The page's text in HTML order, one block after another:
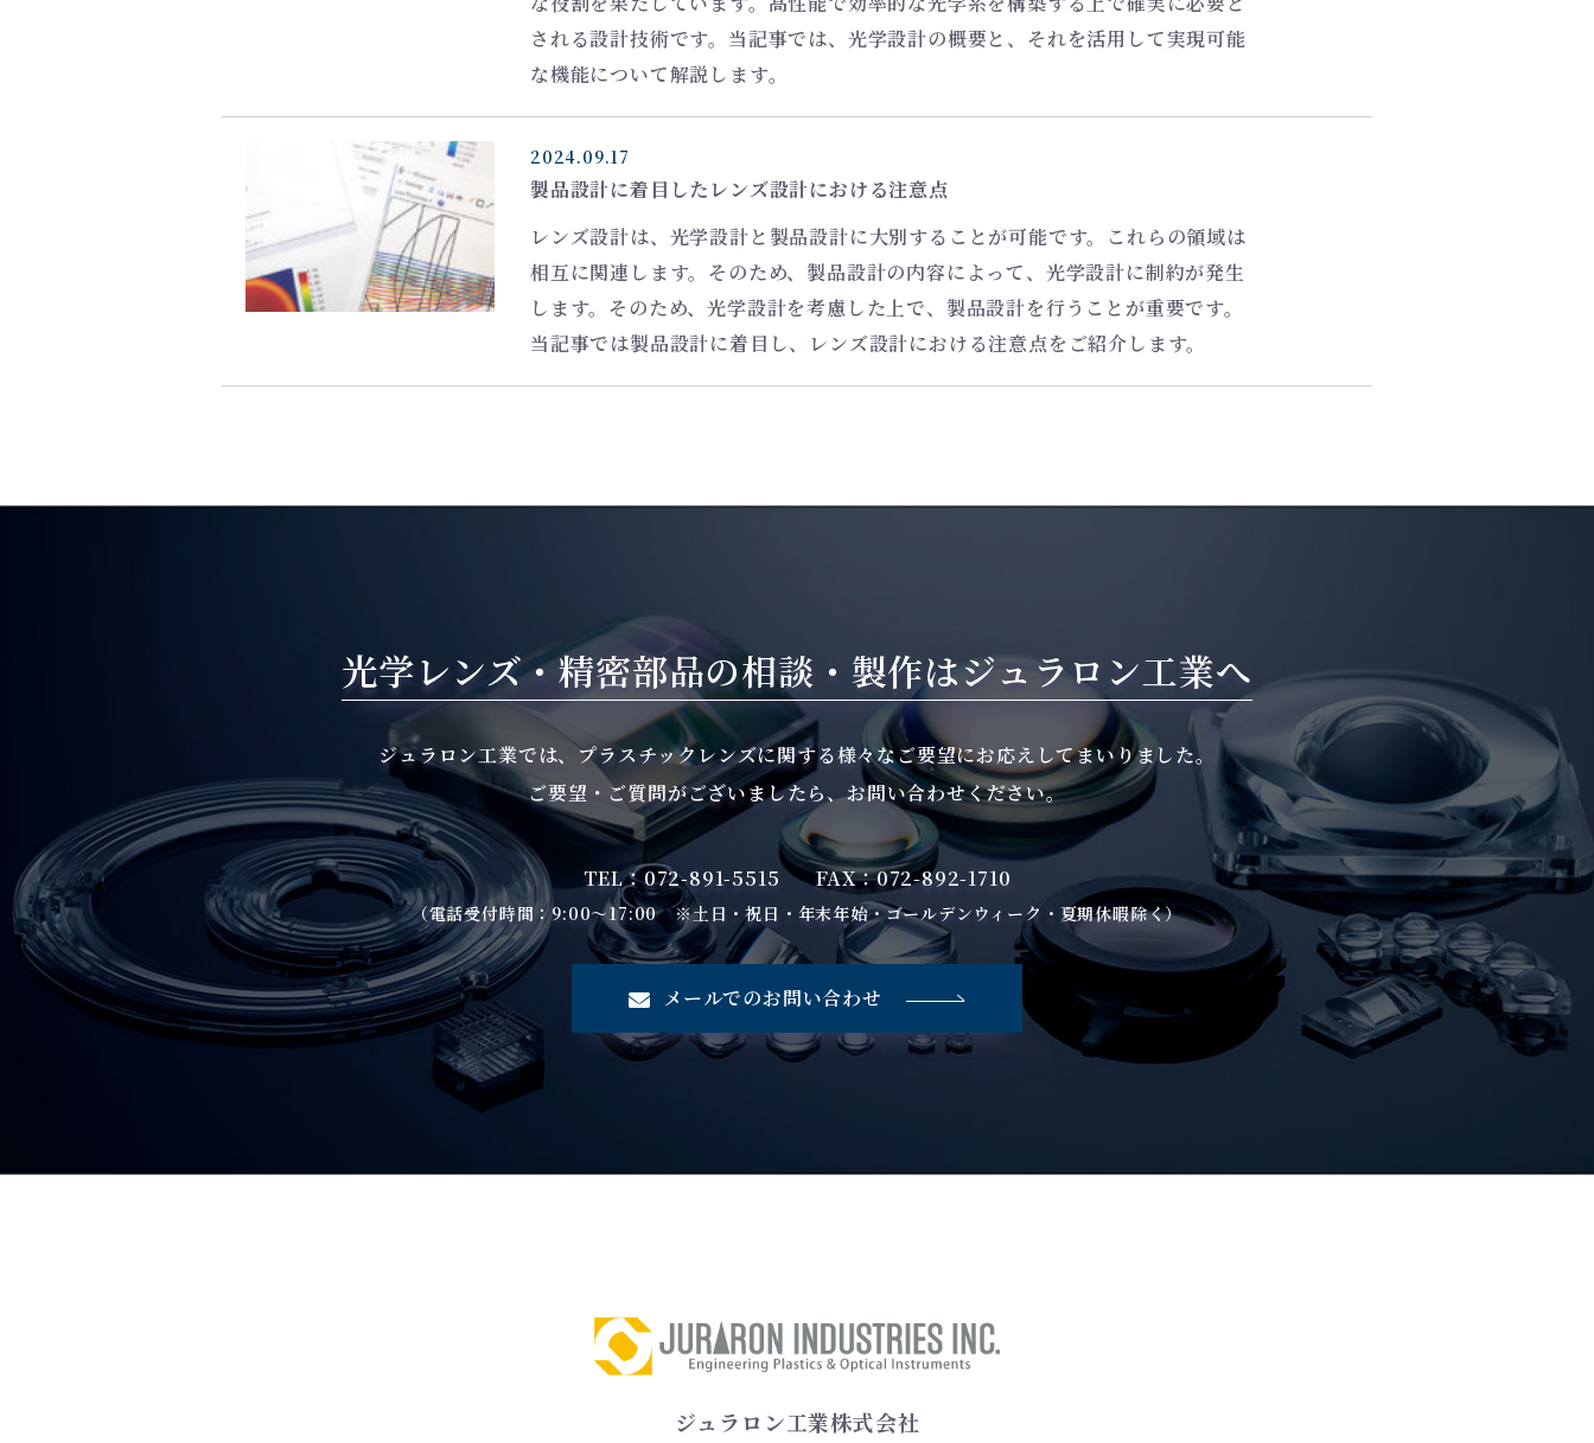
される設計技術です。当記事では、光学設計の概要と、それを活用して実現可能
な機能について解説します。
2024.09.17
製品設計に着目したレンズ設計における注意点
レンズ設計は、光学設計と製品設計に大別することが可能です。これらの領域は
相互に関連します。そのため、製品設計の内容によって、光学設計に制約が発生
します。そのため、光学設計を考慮した上で、製品設計を行うことが重要です。
当記事では製品設計に着目し、レンズ設計における注意点をご紹介します。
光学レンズ・精密部品の相談・製作はジュラロン工業へ
ジュラロン工業では、プラスチックレンズに関する様々なご要望にお応えしてまいりました。
ご要望・ご質問がございましたら、お問い合わせください。
TEL：072-891-5515 FAX：072-892-1710
（電話受付時間：9:00～17:00 ※土日・祝日・年末年始・ゴールデンウィーク・夏期休暇除く）
メールでのお問い合わせ
ジュラロン工業株式会社